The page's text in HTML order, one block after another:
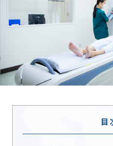
インプラント治療
治療費と保証
目